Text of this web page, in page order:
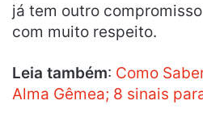
já tem outro
com muito respeito.
Leia também: Como
Alma Gêmea; 8 sinais